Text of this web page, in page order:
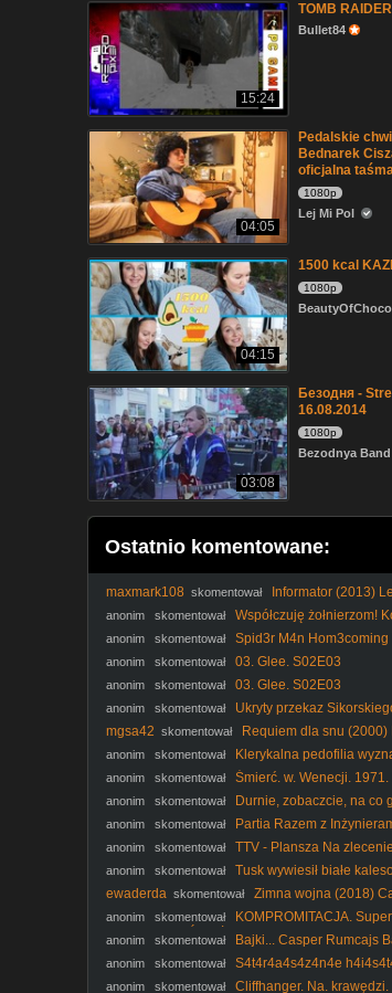
15:24
TOMB
Bullet84
04:05
Pedalskie
Bednarek
oficjalna
1080p
Lej Mi Pol
04:15
1500 kcal
1080p
03:08
Безодня -
16.08.2014
1080p
Bezodnya Band
Ostatnio komentowane:
maxmark108 skomentował Informator (2013)
anonim skomentował
Współczuję żołnierzom!
Sobkowiak-Czarneckiej u terytorialsów
anonim skomentował Spid3r M4n Hom3coming
anonim skomentował 03. Glee. S02E03
anonim skomentował 03. Glee. S02E03
anonim skomentował
Ukryty przekaz
Nawrockiego #Sikorski #Nawrocki #Batyr
#Wetoman
mgsa42 skomentował Requiem dla snu (2000)
anonim skomentował
Klerykalna pedofilia
Molocha #kler #katolicyzm #Kościółkatolicki
anonim skomentował Śmierć. w. Wenecji. 1971.
anonim skomentował
Durnie, zobaczcie, na co
#Nawrocki #Batyr #protestanci #wybory2025
anonim skomentował Partia Razem z
anonim skomentował TTV - Plansza Na
anonim skomentował
Tusk wywiesił białe
#Kaczyński #DwieWieże #umorzenie
ewaderda skomentował Zimna wojna (2018)
anonim skomentował
KOMPROMITACJA.
GORSZY OD ŚNIEŻKI Rachel Zegler. Niżej
anonim skomentował
Bajki... Casper Rumcajs
Koralgor..VID-1737647255669
anonim skomentował
S4t4r4a4s4z4n4e
anonim skomentował Cliffhanger. Na. krawędzi.